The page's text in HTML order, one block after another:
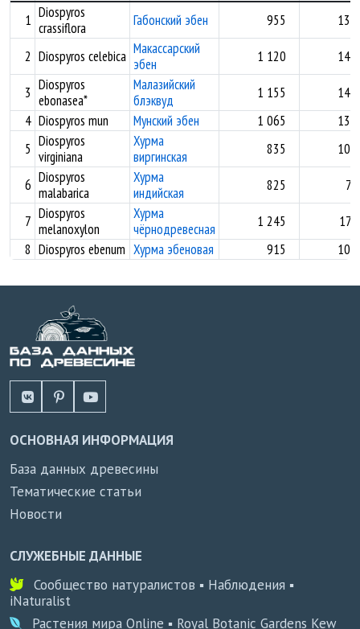
1 Diospyros
crassiflora
Габонский эбен 955
2 Diospyros celebica Макассарский
эбен
1 120
3 Diospyros
ebonasea*
Малазийский
блэквуд
1 155
4 Diospyros mun Мунский эбен 1 065
5 Diospyros
virginiana
Хурма
виргинская
835
6 Diospyros
malabarica
Хурма
индийская
825
7 Diospyros
melanoxylon
Хурма
чёрнодревесная
1 245
8 Diospyros ebenum Хурма эбеновая 915
ОСНОВНАЯ ИНФОРМАЦИЯ
База данных древесины
Тематические статьи
Новости
СЛУЖЕБНЫЕ ДАННЫЕ
Сообщество натуралистов ▪ Наблюдения ▪
iNaturalist
Растения мира Online ▪ Royal Botanic Gardens Kew